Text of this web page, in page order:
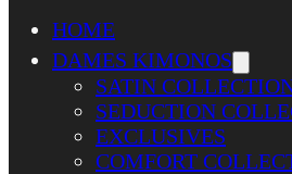
HOME
DAMES KIMONOS
SATIN
SEDUCTION
EXCLUSIVES
COMFORT